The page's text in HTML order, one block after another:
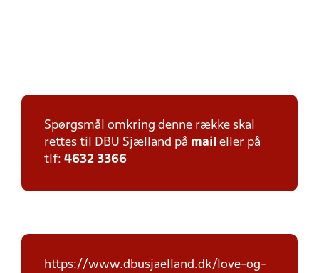
Spørgsmål omkring denne række skal
rettes til DBU Sjælland på mail eller på
tlf: 4632 3366
https://www.dbusjaelland.dk/love-og-